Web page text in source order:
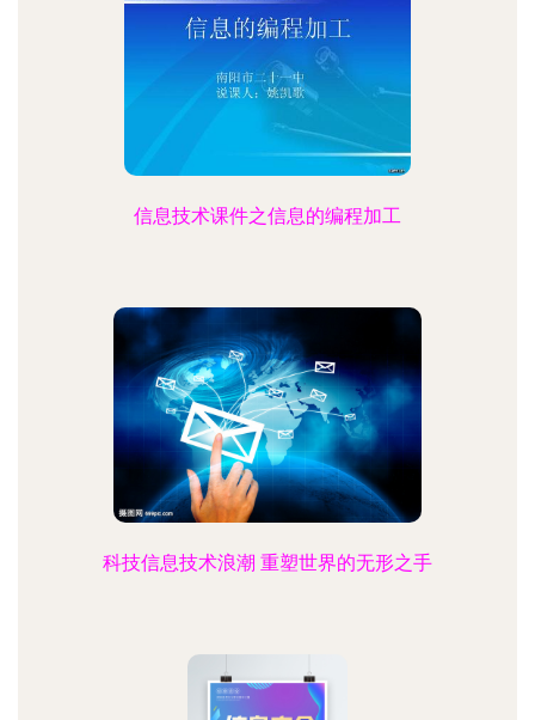
信息技术课件之信息的编程加工
科技信息技术浪潮 重塑世界的无形之手